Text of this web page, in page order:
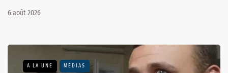
6 août 2026
A LA UNE MÉDIAS